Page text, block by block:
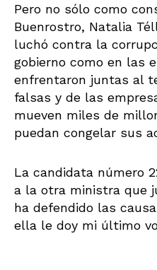
Pero no sólo como
Buenrostro, Natalia
luchó contra la
gobierno como en las
enfrentaron juntas al
falsas y de las
mueven miles de
puedan congelar sus
La candidata número
a la otra ministra que
ha defendido las
ella le doy mi último